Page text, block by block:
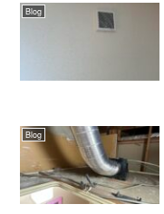
Blog
Blog